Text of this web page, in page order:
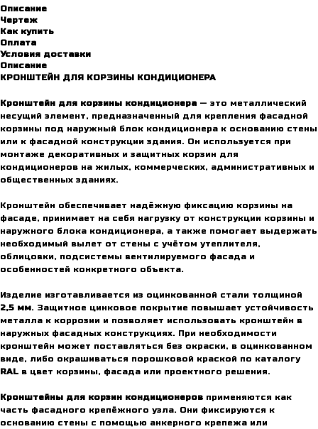
Описание
Чертeж
Как купить
Оплата
Условия доставки
Описание
КРОНШТЕЙН ДЛЯ КОРЗИНЫ КОНДИЦИОНЕРА
Кронштейн для корзины кондиционера — это металлический
несущий элемент, предназначенный для крепления фасадной
корзины под наружный блок кондиционера к основанию стены
или к фасадной конструкции здания. Он используется при
монтаже декоративных и защитных корзин для
кондиционеров на жилых, коммерческих, административных и
общественных зданиях.
Кронштейн обеспечивает надёжную фиксацию корзины на
фасаде, принимает на себя нагрузку от конструкции корзины и
наружного блока кондиционера, а также помогает выдержать
необходимый вылет от стены с учётом утеплителя,
облицовки, подсистемы вентилируемого фасада и
особенностей конкретного объекта.
Изделие изготавливается из оцинкованной стали толщиной
2,5 мм. Защитное цинковое покрытие повышает устойчивость
металла к коррозии и позволяет использовать кронштейн в
наружных фасадных конструкциях. При необходимости
кронштейн может поставляться без окраски, в оцинкованном
виде, либо окрашиваться порошковой краской по каталогу
RAL в цвет корзины, фасада или проектного решения.
Кронштейны для корзин кондиционеров применяются как
часть фасадного крепёжного узла. Они фиксируются к
основанию стены с помощью анкерного крепежа или